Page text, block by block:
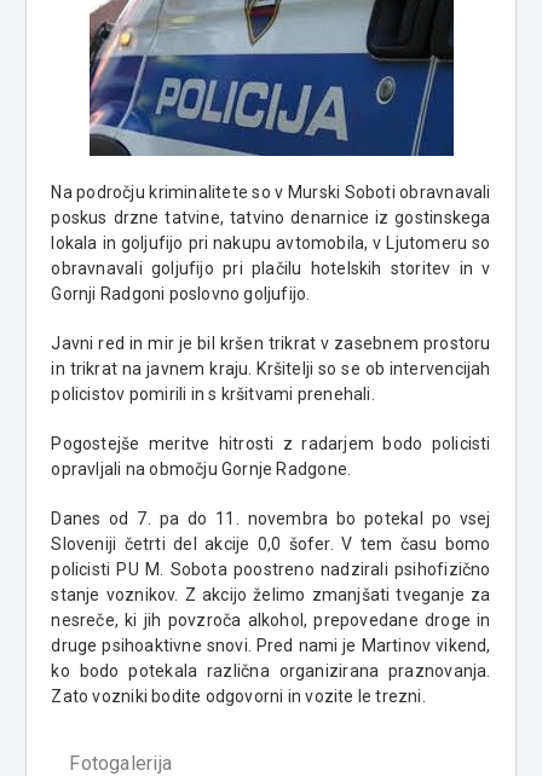
Na področju kriminalitete so v Murski Soboti obravnavali
poskus drzne tatvine, tatvino denarnice iz gostinskega
lokala in goljufijo pri nakupu avtomobila, v Ljutomeru so
obravnavali goljufijo pri plačilu hotelskih storitev in v
Gornji Radgoni poslovno goljufijo.
Javni red in mir je bil kršen trikrat v zasebnem prostoru
in trikrat na javnem kraju. Kršitelji so se ob intervencijah
policistov pomirili in s kršitvami prenehali.
Pogostejše meritve hitrosti z radarjem bodo policisti
opravljali na območju Gornje Radgone.
Danes od 7. pa do 11. novembra bo potekal po vsej
Sloveniji četrti del akcije 0,0 šofer. V tem času bomo
policisti PU M. Sobota poostreno nadzirali psihofizično
stanje voznikov. Z akcijo želimo zmanjšati tveganje za
nesreče, ki jih povzroča alkohol, prepovedane droge in
druge psihoaktivne snovi. Pred nami je Martinov vikend,
ko bodo potekala različna organizirana praznovanja.
Zato vozniki bodite odgovorni in vozite le trezni.
Fotogalerija